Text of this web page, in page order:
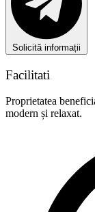
Solicită informații
Facilitati
Proprietatea
modern și relaxat.